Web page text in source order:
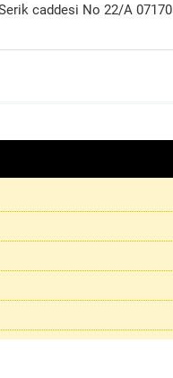
caddesi No 22/A 07170